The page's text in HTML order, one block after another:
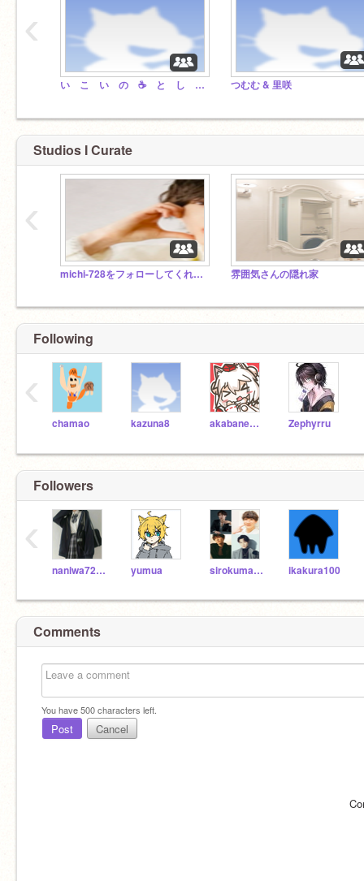
い こ い の ☕ と し ょ か ん つむむ & 里咲
‹
Studios I Curate
michi-728をフォローしてくれた方のスタジオ 雰囲気さんの隠れ家
‹
Following
chamao kazuna8 akabane590 Zephyrru
‹
Followers
naniwa728729 yumua sirokuma3215 ikakura100
‹
Comments
You have500characters left.
Post Cancel